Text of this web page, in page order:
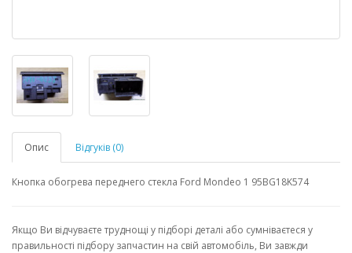
Опис Відгуків (0)
Кнопка обогрева переднего стекла Ford Mondeo 1 95BG18K574
Якщо Ви відчуваєте труднощі у підборі деталі або сумніваєтеся у
правильності підбору запчастин на свій автомобіль, Ви завжди